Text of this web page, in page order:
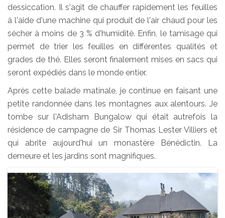
dessiccation. Il s'agit de chauffer rapidement les feuilles
à l'aide d'une machine qui produit de l'air chaud pour les
sécher à moins de 3 % d'humidité. Enfin, le tamisage qui
permet de trier les feuilles en différentes qualités et
grades de thé. Elles seront finalement mises en sacs qui
seront expédiés dans le monde entier.
Après cette balade matinale, je continue en faisant une
petite randonnée dans les montagnes aux alentours. Je
tombe sur l'Adisham Bungalow qui était autrefois la
résidence de campagne de Sir Thomas Lester Villiers et
qui abrite aujourd'hui un monastère Bénédictin. La
demeure et les jardins sont magnifiques.